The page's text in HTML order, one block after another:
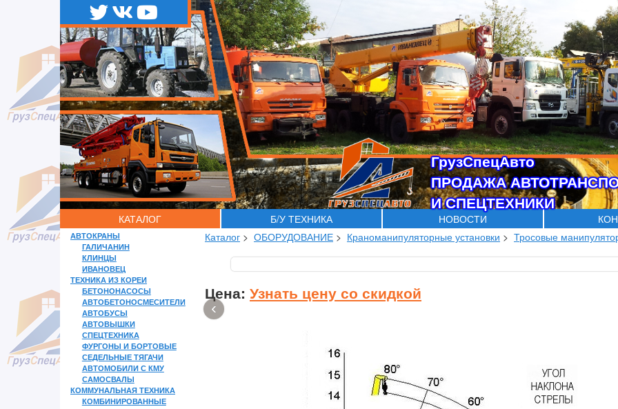
ГрузСпецАвто
ПРОДАЖА
И СПЕЦТЕХНИКИ
КАТАЛОГ Б/У ТЕХНИКА НОВОСТИ
АВТОКРАНЫ
ГАЛИЧАНИН
КЛИНЦЫ
ИВАНОВЕЦ
ТЕХНИКА ИЗ КОРЕИ
БЕТОНОНАСОСЫ
АВТОБЕТОНОСМЕСИТЕЛИ
АВТОБУСЫ
АВТОВЫШКИ
СПЕЦТЕХНИКА
ФУРГОНЫ И БОРТОВЫЕ
СЕДЕЛЬНЫЕ ТЯГАЧИ
АВТОМОБИЛИ С КМУ
САМОСВАЛЫ
КОММУНАЛЬНАЯ ТЕХНИКА
КОМБИНИРОВАННЫЕ
Каталог > ОБОРУДОВАНИЕ > Краноманипуляторные установки > Тросовые
‹
Цена: Узнать цену со скидкой